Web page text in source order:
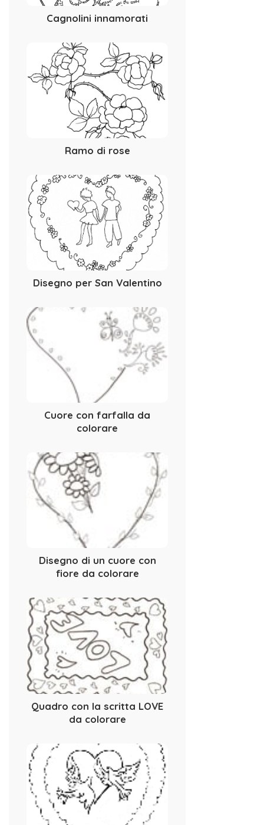
Cagnolini innamorati
Ramo di rose
Disegno per San Valentino
Cuore con farfalla da
colorare
Disegno di un cuore con
fiore da colorare
Quadro con la scritta LOVE
da colorare